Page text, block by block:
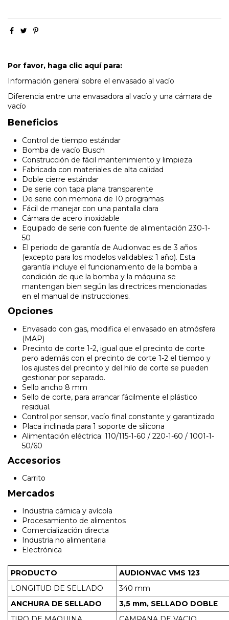
Por favor, haga clic aquí para:
Información general sobre el envasado al vacío
Diferencia entre una envasadora al vacío y una cámara de
vacío
Beneficios
Control de tiempo estándar
Bomba de vacío Busch
Construcción de fácil mantenimiento y limpieza
Fabricada con materiales de alta calidad
Doble cierre estándar
De serie con tapa plana transparente
De serie con memoria de 10 programas
Fácil de manejar con una pantalla clara
Cámara de acero inoxidable
Equipado de serie con fuente de alimentación 230-1-
50
El periodo de garantía de Audionvac es de 3 años
(excepto para los modelos validables: 1 año). Esta
garantía incluye el funcionamiento de la bomba a
condición de que la bomba y la máquina se
mantengan bien según las directrices mencionadas
en el manual de instrucciones.
Opciones
Envasado con gas, modifica el envasado en atmósfera
(MAP)
Precinto de corte 1-2, igual que el precinto de corte
pero además con el precinto de corte 1-2 el tiempo y
los ajustes del precinto y del hilo de corte se pueden
gestionar por separado.
Sello ancho 8 mm
Sello de corte, para arrancar fácilmente el plástico
residual.
Control por sensor, vacío final constante y garantizado
Placa inclinada para 1 soporte de silicona
Alimentación eléctrica: 110/115-1-60 / 220-1-60 / 1001-1-
50/60
Accesorios
Carrito
Mercados
Industria cárnica y avícola
Procesamiento de alimentos
Comercialización directa
Industria no alimentaria
Electrónica
PRODUCTO
AUDIONVAC VMS 123
LONGITUD DE SELLADO
340 mm
ANCHURA DE SELLADO
3,5 mm, SELLADO DOBLE